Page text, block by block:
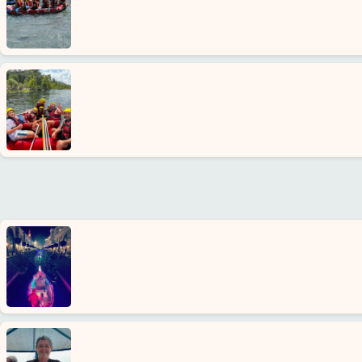
uns
Dienste
Haftung
Schutz
Daten